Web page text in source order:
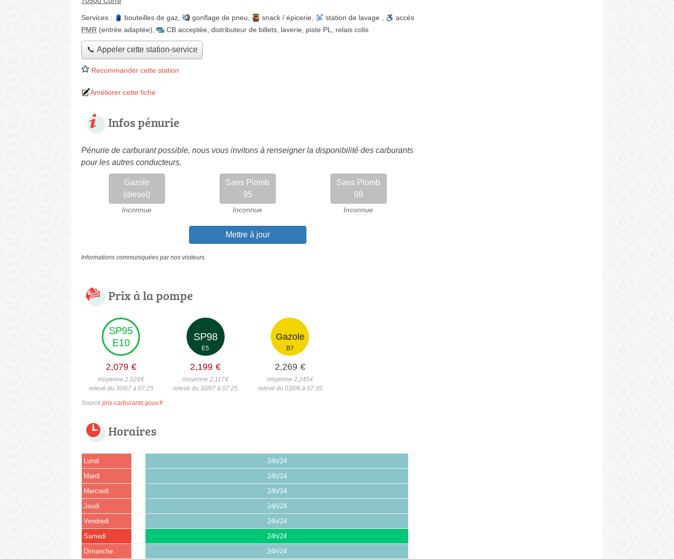
Services : bouteilles de gaz gonflage de pneu snack / épicerie station de lavage
accès
PMR (entrée adaptée) CB acceptée distributeur de billets laverie piste PL relais colis
📞 Appeler cette station-service
Recommander cette station
Améliorer cette fiche
Infos pénurie
Pénurie de carburant possible, nous vous invitons à renseigner la disponibilité des carburants
pour les autres conducteurs.
Gazole
(diesel)
Inconnue
Sans Plomb
95
Inconnue
Sans Plomb
98
Inconnue
Mettre à jour
Informations communiquées par nos visiteurs.
Prix à la pompe
SP95
E10
2,079 €
moyenne 2,028€
relevé du 30/07 à 07:25
SP98
E5
2,199 €
moyenne 2,117€
relevé du 30/07 à 07:25
Gazole
B7
2,269 €
moyenne 2,245€
relevé du 03/08 à 07:35
Source prix-carburants.gouv.fr
Horaires
Lundi 24h/24
Mardi 24h/24
Mercredi 24h/24
Jeudi 24h/24
Vendredi 24h/24
Samedi 24h/24
Dimanche 24h/24